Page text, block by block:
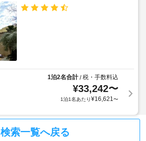
1泊2名合計/税・手数料込
¥33,242〜
1泊1名あたり¥16,621〜
検索一覧へ戻る